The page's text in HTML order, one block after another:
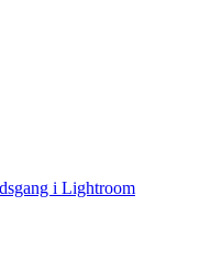
i Lightroom